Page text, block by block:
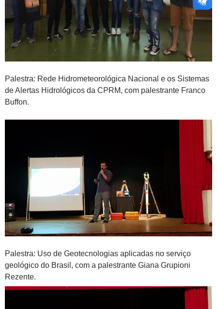
Palestra: Rede Hidrometeorológica Nacional e os Sistemas
de Alertas Hidrológicos da CPRM, com palestrante Franco
Buffon.
Palestra: Uso de Geotecnologias aplicadas no serviço
geológico do Brasil, com a palestrante Giana Grupioni
Rezente.